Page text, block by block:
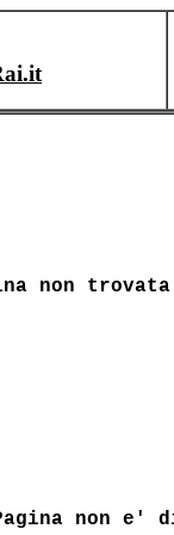
non trovata
non e'